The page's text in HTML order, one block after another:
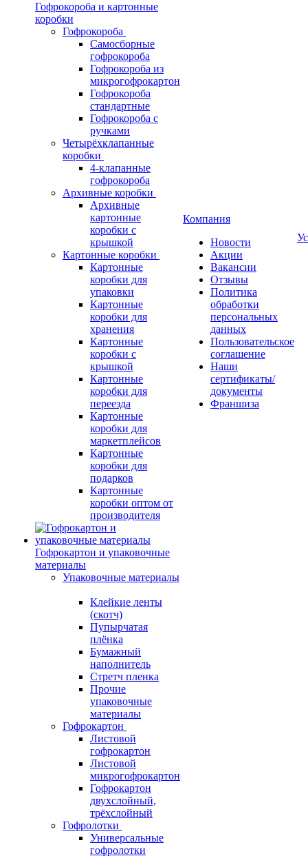
Гофрокороба и картонные
коробки
Гофрокороба
Самосборные
гофрокороба
Гофрокороба из
микрогофрокартон
Гофрокороба
стандартные
Гофрокороба с
ручками
Четырёхклапанные
коробки
4-клапанные
гофрокороба
Архивные коробки
Архивные
картонные
коробки с
крышкой
Картонные коробки
Картонные
коробки для
упаковки
Картонные
коробки для
хранения
Картонные
коробки с
крышкой
Картонные
коробки для
переезда
Картонные
коробки для
маркетплейсов
Картонные
коробки для
подарков
Картонные
коробки оптом от
производителя
Гофрокартон и упаковочные
материалы
Упаковочные материалы
Клейкие ленты
(скотч)
Пупырчатая
плёнка
Бумажный
наполнитель
Стретч пленка
Прочие
упаковочные
материалы
Гофрокартон
Листовой
гофрокартон
Листовой
микрогофрокартон
Гофрокартон
двухслойный,
трёхслойный
Гофролотки
Универсальные
гофролотки
Компания
Новости
Акции
Вакансии
Отзывы
Политика
обработки
персональных
данных
Пользовательское
соглашение
Наши
сертификаты/
документы
Франшиза